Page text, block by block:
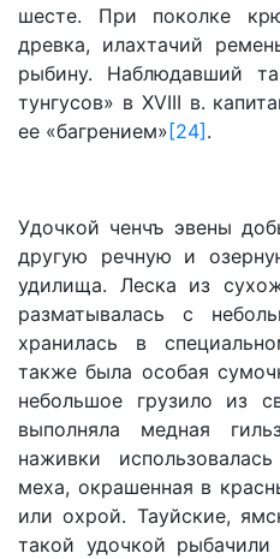
шесте. При поколке
древка, илахтачий
рыбину. Наблюдавший
тунгусов» в XVIII в.
ее «багрением» [24] .
Удочкой ченчъ эвены
другую речную и
удилища. Леска из
разматывалась с
хранилась в
также была особая
небольшое грузило из
выполняла медная
наживки
меха, окрашенная в
или охрой. Тауйские,
такой удочкой